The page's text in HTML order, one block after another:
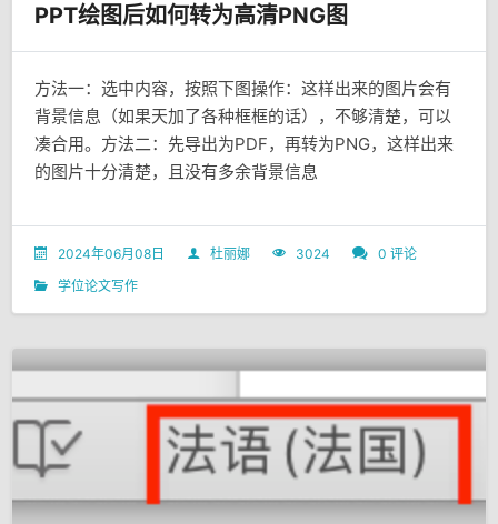
PPT绘图后如何转为高清PNG图
方法一：选中内容，按照下图操作：这样出来的图片会有
背景信息（如果天加了各种框框的话），不够清楚，可以
凑合用。方法二：先导出为PDF，再转为PNG，这样出来
的图片十分清楚，且没有多余背景信息
2024年06月08日 杜丽娜 3024
0 评论
学位论文写作